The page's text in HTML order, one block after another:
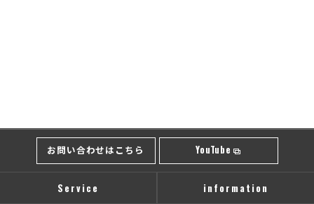
お問い合わせはこちら YouTube
Service information